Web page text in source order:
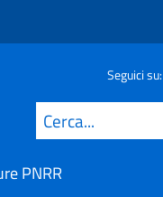
Seguici su:
Cerca
PNRR